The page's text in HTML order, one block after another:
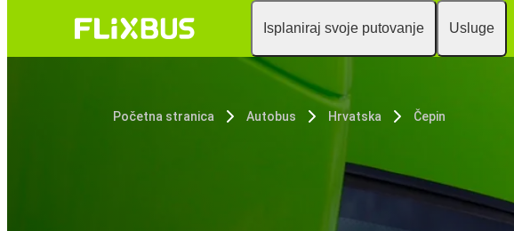
Isplaniraj svoje putovanje Usluge
Početna stranica Autobus Hrvatska Čepin